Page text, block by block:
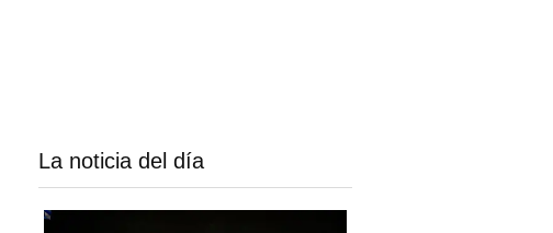
La noticia del día